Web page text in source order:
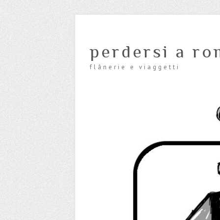
perdersi a
flânerie e viaggetti